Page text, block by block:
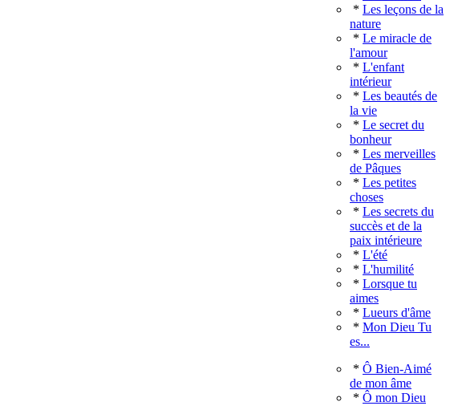
* Les leçons de la
nature
* Le miracle de
l'amour
* L'enfant
intérieur
* Les beautés de
la vie
* Le secret du
bonheur
* Les merveilles
de Pâques
* Les petites
choses
* Les secrets du
succès et de la
paix intérieure
* L'été
* L'humilité
* Lorsque tu
aimes
* Lueurs d'âme
* Mon Dieu Tu
es...
* Ô Bien-Aimé
de mon âme
* Ô mon Dieu